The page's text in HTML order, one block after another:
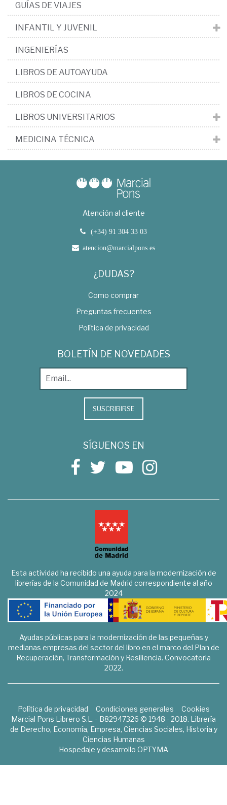
GUÍAS DE VIAJES
INFANTIL Y JUVENIL
INGENIERÍAS
LIBROS DE AUTOAYUDA
LIBROS DE COCINA
LIBROS UNIVERSITARIOS
MEDICINA TÉCNICA
Atención al cliente
(+34) 91 304 33 03
atencion@marcialpons.es
¿DUDAS?
Como comprar
Preguntas frecuentes
Política de privacidad
BOLETÍN DE NOVEDADES
SUSCRIBIRSE
SÍGUENOS EN
Esta actividad ha recibido una ayuda para la modernización de
librerías de la Comunidad de Madrid correspondiente al año
2024
Ayudas públicas para la modernización de las pequeñas y
medianas empresas del sector del libro en el marco del Plan de
Recuperación, Transformación y Resiliencia. Convocatoria
2022.
Política de privacidad Condiciones generales
Cookies
Marcial Pons Librero S.L. - B82947326 © 1948 - 2018. Librería
de Derecho, Economía, Empresa, Ciencias Sociales, Historia y
Ciencias Humanas
Hospedaje y desarrollo OPTYMA